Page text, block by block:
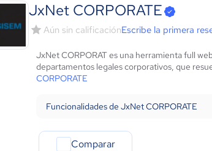
JxNet CORPORATE
Aún sin calificaciónEscribe la primera
JxNet CORPORAT es una herramienta full
departamentos legales corporativos, que
CORPORATE
Funcionalidades de JxNet CORPORATE
Comparar